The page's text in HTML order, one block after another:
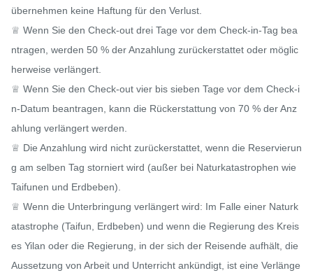
übernehmen keine Haftung für den Verlust.
♕ Wenn Sie den Check-out drei Tage vor dem Check-in-Tag bea
ntragen, werden 50 % der Anzahlung zurückerstattet oder möglic
herweise verlängert.
♕ Wenn Sie den Check-out vier bis sieben Tage vor dem Check-i
n-Datum beantragen, kann die Rückerstattung von 70 % der Anz
ahlung verlängert werden.
♕ Die Anzahlung wird nicht zurückerstattet, wenn die Reservierun
g am selben Tag storniert wird (außer bei Naturkatastrophen wie
Taifunen und Erdbeben).
♕ Wenn die Unterbringung verlängert wird: Im Falle einer Naturk
atastrophe (Taifun, Erdbeben) und wenn die Regierung des Kreis
es Yilan oder die Regierung, in der sich der Reisende aufhält, die
Aussetzung von Arbeit und Unterricht ankündigt, ist eine Verlänge